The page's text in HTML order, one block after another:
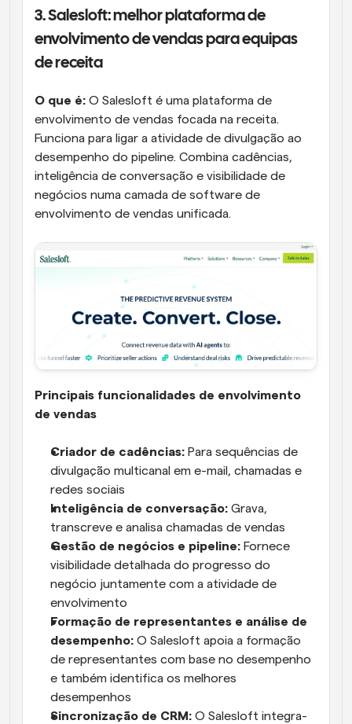
3. Salesloft: melhor plataforma de
envolvimento de vendas para equipas
de receita
O que é: O Salesloft é uma plataforma de
envolvimento de vendas focada na receita.
Funciona para ligar a atividade de divulgação ao
desempenho do pipeline. Combina cadências,
inteligência de conversação e visibilidade de
negócios numa camada de software de
envolvimento de vendas unificada.
Principais funcionalidades de envolvimento
de vendas
Criador de cadências: Para sequências de
divulgação multicanal em e-mail, chamadas e
redes sociais
Inteligência de conversação: Grava,
transcreve e analisa chamadas de vendas
Gestão de negócios e pipeline: Fornece
visibilidade detalhada do progresso do
negócio juntamente com a atividade de
envolvimento
Formação de representantes e análise de
desempenho: O Salesloft apoia a formação
de representantes com base no desempenho
e também identifica os melhores
desempenhos
Sincronização de CRM: O Salesloft integra-